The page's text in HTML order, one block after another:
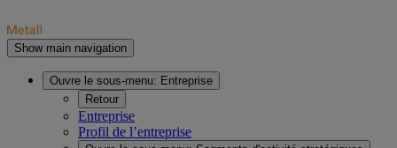
Show main navigation
Ouvre le sous-menu: Entreprise
Retour
Entreprise
Profil de l’entreprise